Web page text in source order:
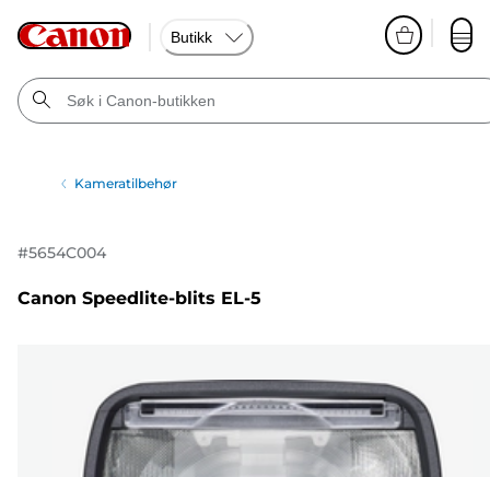
Butikk
Kameratilbehør
#5654C004
Canon Speedlite-blits EL-5